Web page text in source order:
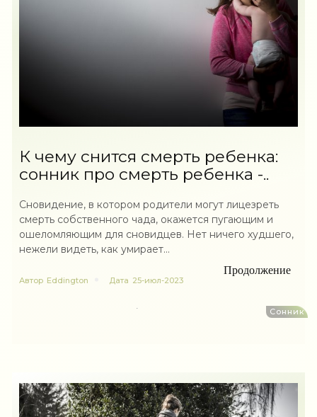
К чему снится смерть ребенка:
сонник про смерть ребенка -..
Сновидение, в котором родители могут лицезреть
смерть собственного чада, окажется пугающим и
ошеломляющим для сновидцев. Нет ничего худшего,
нежели видеть, как умирает...
Продолжение
Автор Eddington Дата 25-июл-2023
Сонник